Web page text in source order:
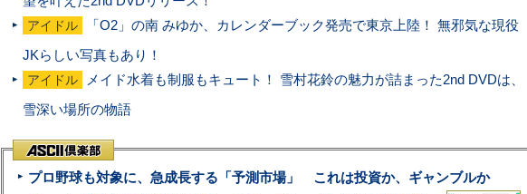
アイドル
「O2」の南 みゆか、カレンダーブック発売で東京上陸！ 無邪気な現役
JKらしい写真もあり！
アイドル
メイド水着も制服もキュート！ 雪村花鈴の魅力が詰まった2nd DVDは、
雪深い場所の物語
プロ野球も対象に、急成長する「予測市場」 これは投資か、ギャンブルか